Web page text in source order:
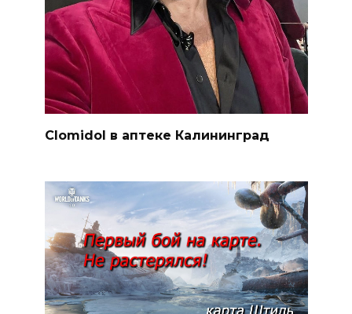
Clomidol в аптеке Калининград